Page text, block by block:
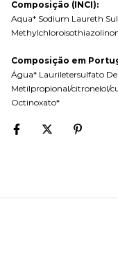
Composição (INCI):
Aqua* Sodium Laureth
Composição em
Água* Lauriletersulfato
Metilpropional/citronelol/
Octinoxato*